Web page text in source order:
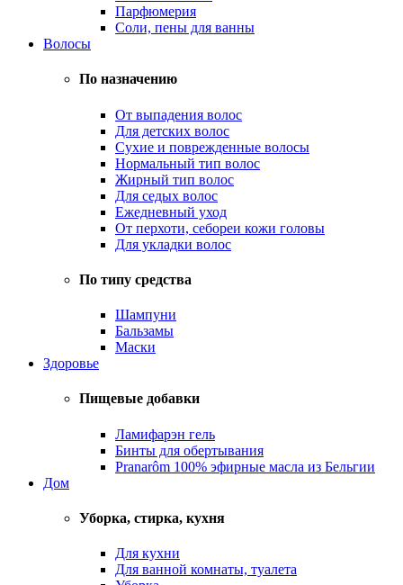
Парфюмерия
Соли, пены для ванны
Волосы
По назначению
От выпадения волос
Для детских волос
Сухие и поврежденные волосы
Нормальный тип волос
Жирный тип волос
Для седых волос
Ежедневный уход
От перхоти, себореи кожи головы
Для укладки волос
По типу средства
Шампуни
Бальзамы
Маски
Здоровье
Пищевые добавки
Ламифарэн гель
Бинты для обертывания
Pranarôm 100% эфирные масла из Бельгии
Дом
Уборка, стирка, кухня
Для кухни
Для ванной комнаты, туалета